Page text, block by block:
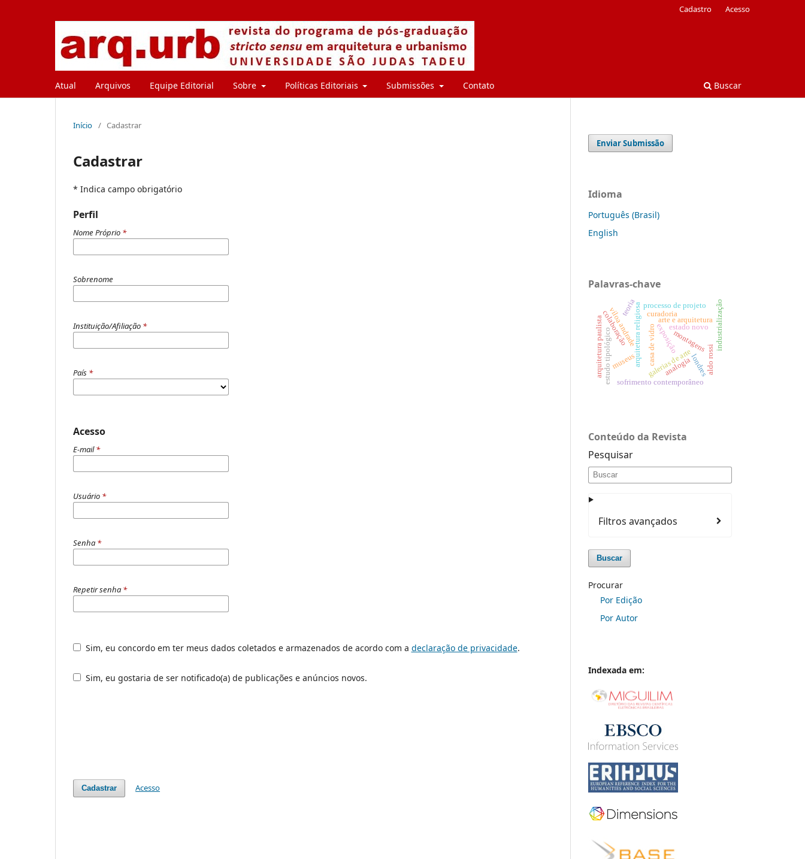
Atual Arquivos Equipe Editorial Sobre Políticas Editoriais Submissões Contato Buscar
Cadastro Acesso
Início / Cadastrar
Cadastrar
* Indica campo obrigatório
Perfil
Nome Próprio *
Sobrenome
Instituição/Afiliação *
País *
Acesso
E-mail*
Usuário *
Senha *
Repetir senha *
Sim, eu concordo em ter meus dados coletados e armazenados de acordo com a declaração de privacidade.
Sim, eu gostaria de ser notificado(a) de publicações e anúncios novos.
Cadastrar Acesso
Enviar Submissão
Idioma
Português (Brasil)
English
Palavras-chave
arquitetura religiosa arte e arquitetura
museus galerias de arte
montagens
casa de vidroexposição
londres
estudo tipológico
viloa andrade estado novo
analogia aldo rossi
sofrimento contemporâneo
colaboração curadoria
arquitetura paulista industrialização
processo de projeto
teoria
Conteúdo da Revista
Pesquisar
Filtros avançados
Buscar
Procurar
Por Edição
Por Autor
Indexada em: